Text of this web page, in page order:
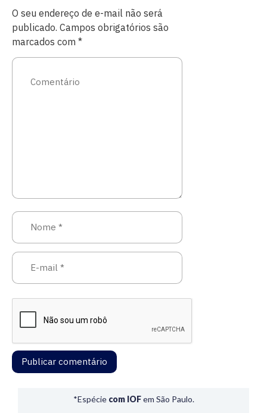
O seu endereço de e-mail não será
publicado. Campos obrigatórios são
marcados com *